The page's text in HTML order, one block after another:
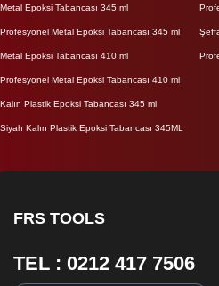
Metal Epoksi Tabancası 345 ml
Profesyonel Metal Epoksi Tabancası 345 ml
Metal Epoksi Tabancası 410 ml
Profesyonel Metal Epoksi Tabancası 410 ml
Kalın Plastik Epoksi Tabancası 345 ml
Siyah Kalın Plastik Epoksi Tabancası 345ML
FRS TOOLS
TEL : 0212 417 7506